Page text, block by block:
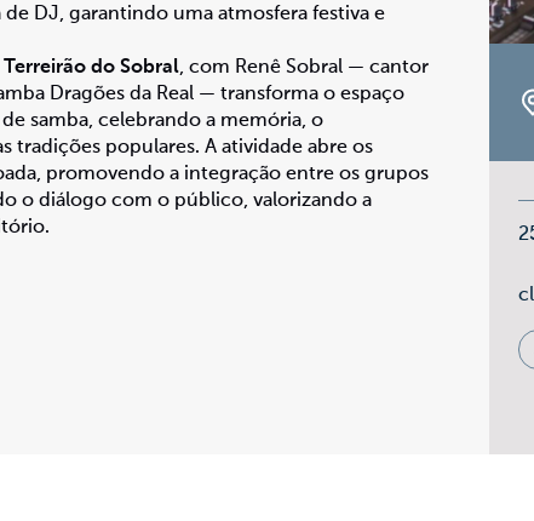
DJ, garantindo uma atmosfera festiva e
Terreirão do Sobral, com Renê Sobral — cantor
Dragões da Real — transforma o espaço
samba, celebrando a memória, o
tradições populares. A atividade abre os
promovendo a integração entre os grupos
o diálogo com o público, valorizando a